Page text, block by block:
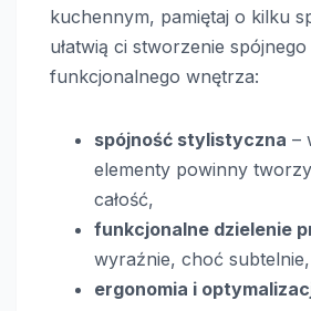
kuchennym, pamiętaj o kilku
ułatwią ci stworzenie spójnego
funkcjonalnego wnętrza:
spójność stylistyczna –
elementy powinny
całość,
funkcjonalne dzielenie
wyraźnie, choć
ergonomia i